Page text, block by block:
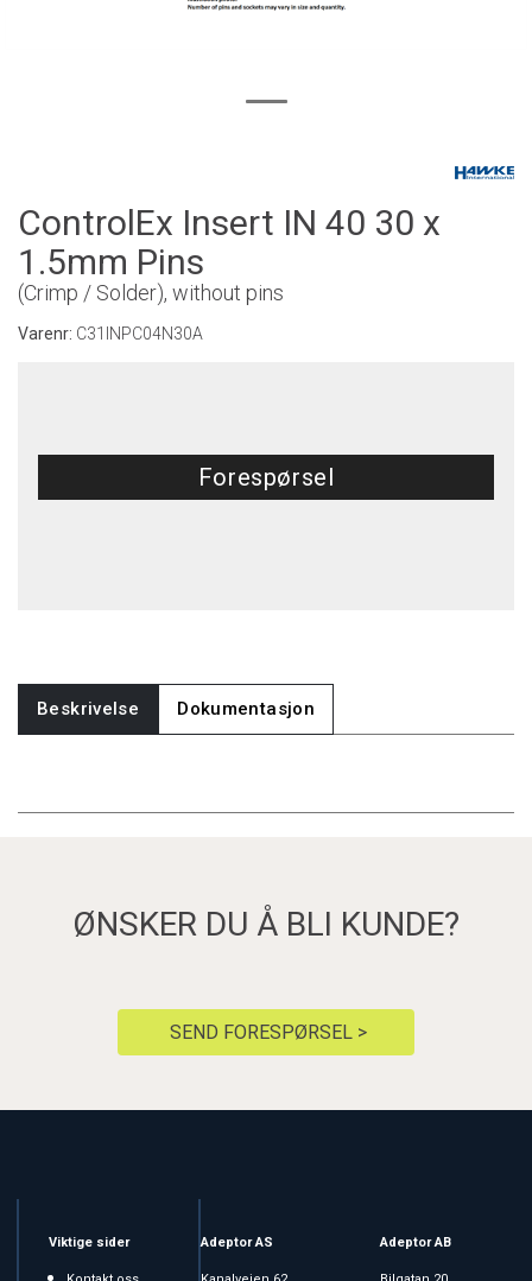
ControlEx Insert IN 40 30 x
1.5mm Pins
(Crimp / Solder), without pins
Varenr: C31INPC04N30A
Forespørsel
Beskrivelse Dokumentasjon
ØNSKER DU Å BLI KUNDE?
SEND FORESPØRSEL >
Viktige sider Adeptor AS Adeptor AB